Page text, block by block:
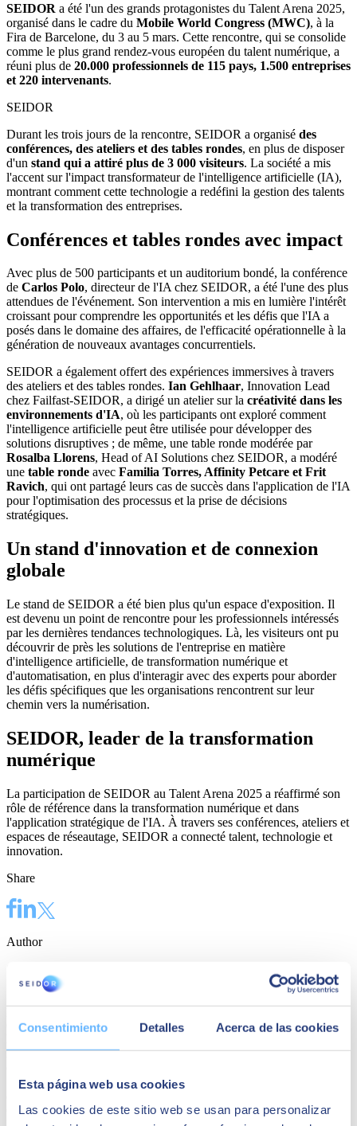
Consentimiento Detalles Acerca de las cookies
Esta página web usa cookies
Las cookies de este sitio web se usan para personalizar
SEIDOR a été l'un des grands protagonistes du Talent Arena 2025,
organisé dans le cadre du Mobile World Congress (MWC), à la
Fira de Barcelone, du 3 au 5 mars. Cette rencontre, qui se consolide
comme le plus grand rendez-vous européen du talent numérique, a
réuni plus de 20.000 professionnels de 115 pays, 1.500 entreprises
et 220 intervenants.
SEIDOR
Durant les trois jours de la rencontre, SEIDOR a organisé des
conférences, des ateliers et des tables rondes, en plus de disposer
d'un stand qui a attiré plus de 3 000 visiteurs. La société a mis
l'accent sur l'impact transformateur de l'intelligence artificielle (IA),
montrant comment cette technologie a redéfini la gestion des talents
et la transformation des entreprises.
Conférences et tables rondes avec impact
Avec plus de 500 participants et un auditorium bondé, la conférence
de Carlos Polo, directeur de l'IA chez SEIDOR, a été l'une des plus
attendues de l'événement. Son intervention a mis en lumière l'intérêt
croissant pour comprendre les opportunités et les défis que l'IA a
posés dans le domaine des affaires, de l'efficacité opérationnelle à la
génération de nouveaux avantages concurrentiels.
SEIDOR a également offert des expériences immersives à travers
des ateliers et des tables rondes. Ian Gehlhaar, Innovation Lead
chez Failfast-SEIDOR, a dirigé un atelier sur la créativité dans les
environnements d'IA, où les participants ont exploré comment
l'intelligence artificielle peut être utilisée pour développer des
solutions disruptives ; de même, une table ronde modérée par
Rosalba Llorens, Head of AI Solutions chez SEIDOR, a modéré
une table ronde avec Familia Torres, Affinity Petcare et Frit
Ravich, qui ont partagé leurs cas de succès dans l'application de l'IA
pour l'optimisation des processus et la prise de décisions
stratégiques.
Un stand d'innovation et de connexion
globale
Le stand de SEIDOR a été bien plus qu'un espace d'exposition. Il
est devenu un point de rencontre pour les professionnels intéressés
par les dernières tendances technologiques. Là, les visiteurs ont pu
découvrir de près les solutions de l'entreprise en matière
d'intelligence artificielle, de transformation numérique et
d'automatisation, en plus d'interagir avec des experts pour aborder
les défis spécifiques que les organisations rencontrent sur leur
chemin vers la numérisation.
SEIDOR, leader de la transformation
numérique
La participation de SEIDOR au Talent Arena 2025 a réaffirmé son
rôle de référence dans la transformation numérique et dans
l'application stratégique de l'IA. À travers ses conférences, ateliers et
espaces de réseautage, SEIDOR a connecté talent, technologie et
innovation.
Share
Author
SEIDOR
est une société de conseil technologique qui propose un
portefeuille complet de solutions et de services couvrant les
domaines de l’Intelligence Artificielle, Edge, Expérience Client,
Applications, Cloud, Connectivité et Cybersécurité. Avec un chiffre
10.000 professionnels hautement qualifiés, SEIDOR est présente
Orient, Afrique et Asie. La société est partenaire des principaux